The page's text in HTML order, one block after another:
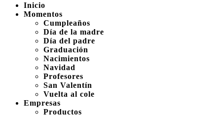
Inicio
Momentos
Cumpleaños
Día de la madre
Día del padre
Graduación
Nacimientos
Navidad
Profesores
San Valentín
Vuelta al cole
Empresas
Productos